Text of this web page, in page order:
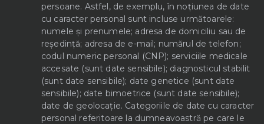
persoane. Astfel, de exemplu, în noțiunea de date
cu caracter personal sunt incluse următoarele:
numele și prenumele; adresa de domiciliu sau de
reședință; adresa de e-mail; numărul de telefon;
codul numeric personal (CNP); serviciile medicale
accesate (sunt date sensibile); diagnosticul stabilit
(sunt date sensibile); date genetice (sunt date
sensibile); date bimoetrice (sunt date sensibile);
date de geolocație. Categoriile de date cu caracter
personal referitoare la dumneavoastră pe care le